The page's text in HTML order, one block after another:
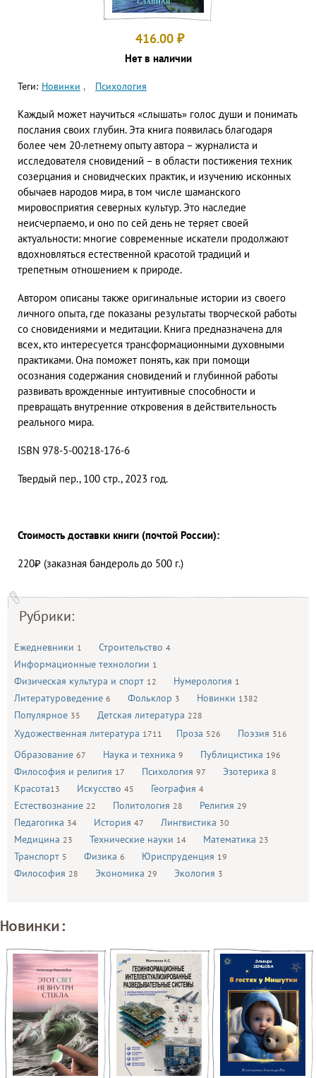
Рубрики:
Ежедневники 1 Строительство 4
Информационные технологии 1
Физическая культура и спорт 12 Нумерология 1
Литературоведение 6 Фольклор 3 Новинки 1382
Популярное 35 Детская литература 228
Художественная литература 1711 Проза 526 Поэзия 316
Образование 67 Наука и техника 9 Публицистика 196
Философия и религия 17 Психология 97 Эзотерика 8
Красота13 Искусство 45 География 4
Естествознание 22 Политология 28 Религия 29
Педагогика 34 История 47 Лингвистика 30
Медицина 23 Технические науки 14 Математика 23
Транспорт 5 Физика 6 Юриспруденция 19
Философия 28 Экономика 29 Экология 3
416.00 ₽
Нет в наличии
Теги: Новинки Психология
Каждый может научиться «слышать» голос души и понимать
послания своих глубин. Эта книга появилась благодаря
более чем 20-летнему опыту автора – журналиста и
исследователя сновидений – в области постижения техник
созерцания и сновидческих практик, и изучению исконных
обычаев народов мира, в том числе шаманского
мировосприятия северных культур. Это наследие
неисчерпаемо, и оно по сей день не теряет своей
актуальности: многие современные искатели продолжают
вдохновляться естественной красотой традиций и
трепетным отношением к природе.
Автором описаны также оригинальные истории из своего
личного опыта, где показаны результаты творческой работы
со сновидениями и медитации. Книга предназначена для
всех, кто интересуется трансформационными духовными
практиками. Она поможет понять, как при помощи
осознания содержания сновидений и глубинной работы
развивать врожденные интуитивные способности и
превращать внутренние откровения в действительность
реального мира.
ISBN 978-5-00218-176-6
Твердый пер., 100 стр., 2023 год.
Стоимость доставки книги (почтой России):
220₽ (заказная бандероль до 500 г.)
Новинки: